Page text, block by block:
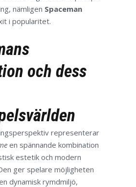
nämligen Spaceman
i popularitet.
och dess
representerar
en spännande kombination
estetik och modern
ger spelare möjligheten
dynamisk rymdmiljö,